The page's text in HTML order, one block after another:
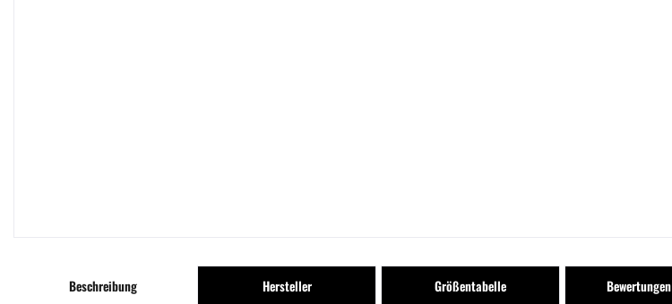
Beschreibung Hersteller Größentabelle Bewertungen